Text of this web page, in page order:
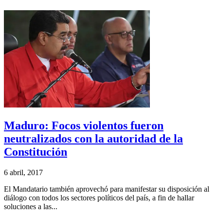
Maduro: Focos violentos fueron
neutralizados con la autoridad de la
Constitución
6 abril, 2017
El Mandatario también aprovechó para manifestar su disposición al
diálogo con todos los sectores políticos del país, a fin de hallar
soluciones a las...